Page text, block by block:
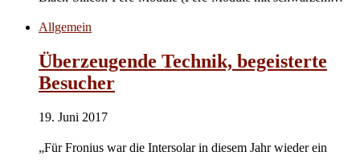
Allgemein
Überzeugende Technik, begeisterte
Besucher
19. Juni 2017
„Für Fronius war die Intersolar in diesem Jahr wieder ein